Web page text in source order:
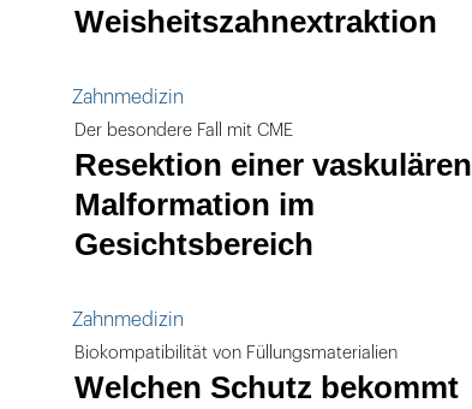
Weisheitszahnextraktion
Zahnmedizin
Der besondere Fall mit CME
Resektion einer vaskulären
Malformation im
Gesichtsbereich
Zahnmedizin
Biokompatibilität von Füllungsmaterialien
Welchen Schutz bekommt